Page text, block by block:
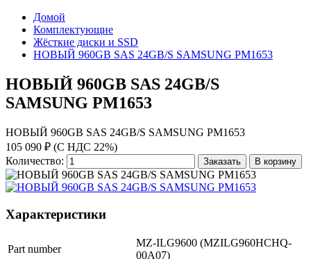
Домой
Комплектующие
Жёсткие диски и SSD
НОВЫЙ 960GB SAS 24GB/S SAMSUNG PM1653
НОВЫЙ 960GB SAS 24GB/S
SAMSUNG PM1653
НОВЫЙ 960GB SAS 24GB/S SAMSUNG PM1653
105 090 ₽ (С НДС 22%)
Количество:
Заказать В корзину
Характеристики
Part number
MZ-ILG9600 (MZILG960HCHQ-
00A07)